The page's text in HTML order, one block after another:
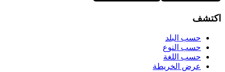
اكتشف
حسب البلد
حسب النوع
حسب اللغة
عرض الخريطة